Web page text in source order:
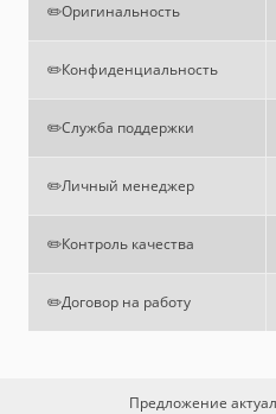
✏️Оригинальность
✏️Конфиденциальность
✏️Служба поддержки
✏️Личный менеджер
✏️Контроль качества
✏️Договор на работу
Предложение